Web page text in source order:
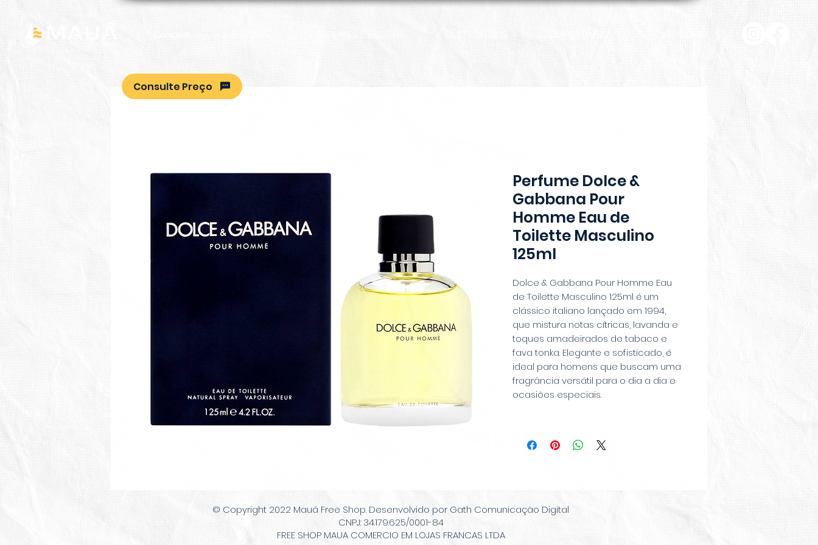
Perfume Dolce &
Gabbana Pour
Homme Eau de
Toilette Masculino
125ml
Dolce & Gabbana Pour Homme Eau
de Toilette Masculino 125ml é um
clássico italiano lançado em 1994,
que mistura notas cítricas, lavanda e
toques amadeirados de tabaco e
fava tonka. Elegante e sofisticado, é
ideal para homens que buscam uma
fragrância versátil para o dia a dia e
ocasiões especiais.
Consulte Preço
© Copyright 2022 Mauá Free Shop. Desenvolvido por Gath Comunicação Digital
CNPJ: 34.179.625/0001-84
FREE SHOP MAUA COMERCIO EM LOJAS FRANCAS LTDA